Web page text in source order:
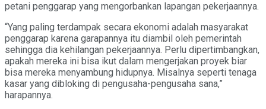
petani penggarap yang mengorbankan lapangan pekerjaannya.
“Yang paling terdampak secara ekonomi adalah masyarakat
penggarap karena garapannya itu diambil oleh pemerintah
sehingga dia kehilangan pekerjaannya. Perlu dipertimbangkan,
apakah mereka ini bisa ikut dalam mengerjakan proyek biar
bisa mereka menyambung hidupnya. Misalnya seperti tenaga
kasar yang dibloking di pengusaha-pengusaha sana,”
harapannya.